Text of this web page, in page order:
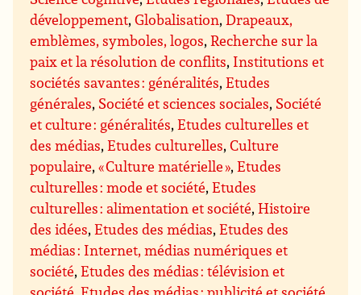
développement,Globalisation,Drapeaux,
emblèmes, symboles, logos,Recherche sur la
paix et la résolution de conflits, Institutions et
sociétés savantes : généralités,Etudes
générales, Société et sciences sociales, Société
et culture : généralités,Etudes culturelles et
des médias,Etudes culturelles,Culture
populaire,« Culture matérielle »,Etudes
culturelles : mode et société,Etudes
culturelles : alimentation et société,Histoire
des idées,Etudes des médias,Etudes des
médias : Internet, médias numériques et
société,Etudes des médias : télévision et